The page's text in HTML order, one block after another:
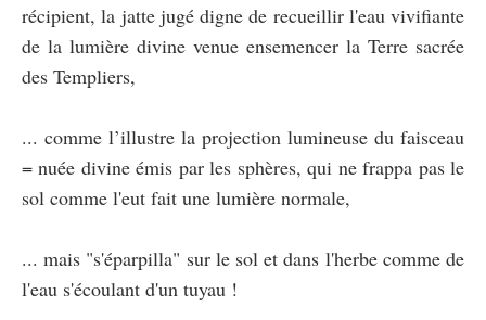
récipient, la jatte jugé digne de recueillir l'eau vivifiante
de la lumière divine venue ensemencer la Terre sacrée
des Templiers,
... comme l’illustre la projection lumineuse du faisceau
= nuée divine émis par les sphères, qui ne frappa pas le
sol comme l'eut fait une lumière normale,
... mais "s'éparpilla" sur le sol et dans l'herbe comme de
l'eau s'écoulant d'un tuyau !